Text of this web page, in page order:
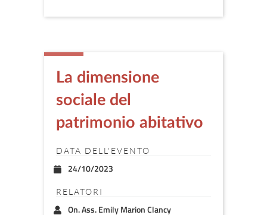
La dimensione
sociale del
patrimonio abitativo
DATA DELL'EVENTO
24/10/2023
RELATORI
On. Ass. Emily Marion Clancy